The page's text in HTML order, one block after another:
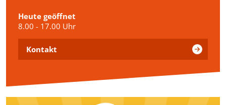
Heute geöffnet
8.00 - 17.00 Uhr
Kontakt